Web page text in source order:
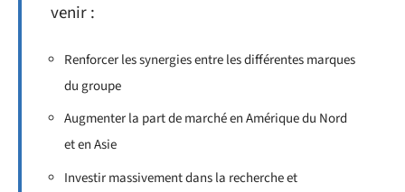
venir :
Renforcer les synergies entre les différentes marques
du groupe
Augmenter la part de marché en Amérique du Nord
et en Asie
Investir massivement dans la recherche et